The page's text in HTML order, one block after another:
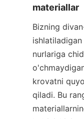
materiallar
Bizning
nurlariga
krovatni
qiladi. Bu